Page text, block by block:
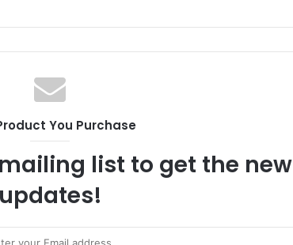
You Purchase
list to get the new
updates!